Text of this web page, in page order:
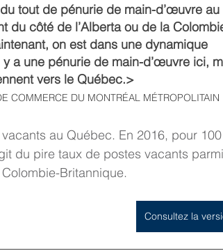
tout de pénurie de main-d’œuvre
du côté de l’Alberta ou de la
on est dans une dynamique
a une pénurie de main-d’œuvre ici,
vers le Québec.>
COMMERCE DU MONTRÉAL MÉTROPOLITAIN
au Québec. En 2016, pour
du pire taux de postes vacants
Britannique.
Consultez la